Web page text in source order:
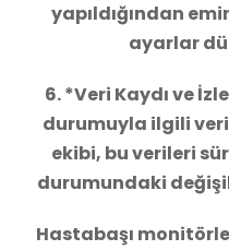
yapıldığından
ayarlar
6. *Veri Kaydı ve
durumuyla ilgili
ekibi, bu verileri
durumundaki
Hastabaşı